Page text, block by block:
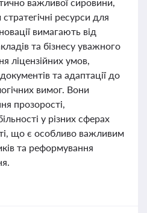
ресурси для
вимагають від
та бізнесу уважного
ліцензійних умов,
та адаптації до
вимог. Вони
прозорості,
у різних сферах
що є особливо важливим
та реформування